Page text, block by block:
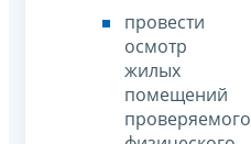
провести
осмотр
жилых
помещений
проверяемого